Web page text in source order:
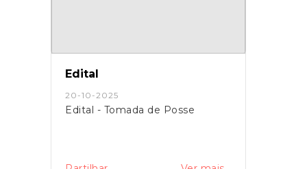
Edital
20-10-2025
Edital - Tomada de Posse